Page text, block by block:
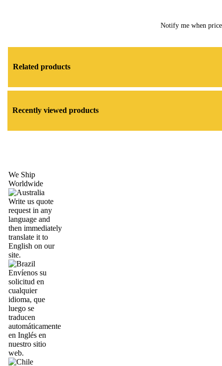
Notify me when
Related products
Recently viewed products
We Ship
Worldwide
Write us quote
request in any
language and
then immediately
translate it to
English on our
site.
Envíenos su
solicitud en
cualquier
idioma, que
luego se
traducen
automáticamente
en Inglés en
nuestro sitio
web.